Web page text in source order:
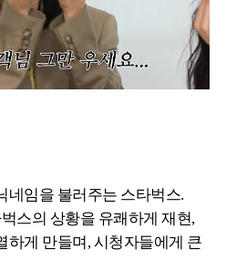
네임을 불러주는 스타벅스.
스의 상황을 유쾌하게 재현,
하게 만들며, 시청자들에게 큰